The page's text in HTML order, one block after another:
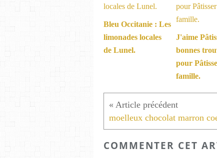
Bleu Occitanie : Les
limonades locales
de Lunel.
J'aime
bonnes
pour
famille.
COMMENTER CET